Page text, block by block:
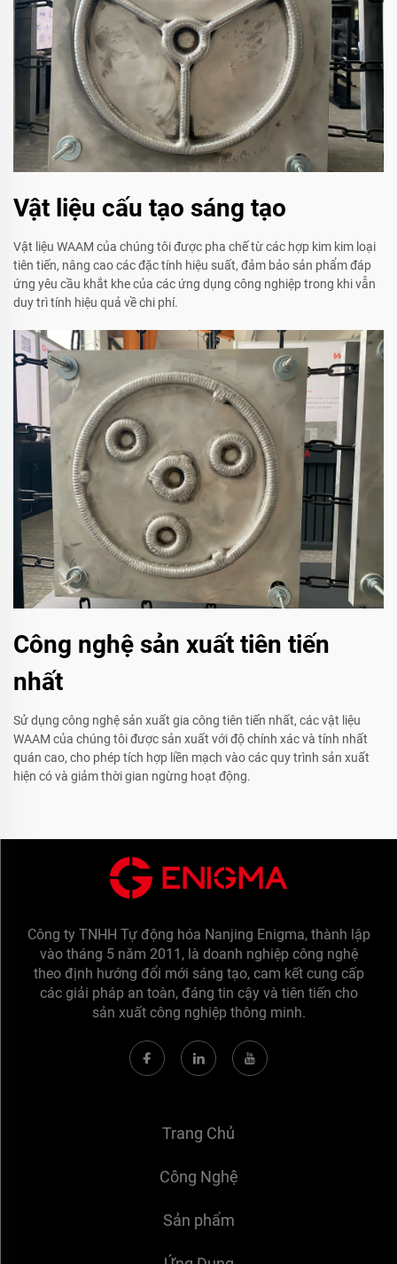
Vật liệu cấu tạo sáng tạo
Vật liệu WAAM của chúng tôi được pha chế từ các hợp kim kim loại
tiên tiến, nâng cao các đặc tính hiệu suất, đảm bảo sản phẩm đáp
ứng yêu cầu khắt khe của các ứng dụng công nghiệp trong khi vẫn
duy trì tính hiệu quả về chi phí.
Công nghệ sản xuất tiên tiến
nhất
Sử dụng công nghệ sản xuất gia công tiên tiến nhất, các vật liệu
WAAM của chúng tôi được sản xuất với độ chính xác và tính nhất
quán cao, cho phép tích hợp liền mạch vào các quy trình sản xuất
hiện có và giảm thời gian ngừng hoạt động.
Công ty TNHH Tự động hóa Nanjing Enigma, thành lập
vào tháng 5 năm 2011, là doanh nghiệp công nghệ
theo định hướng đổi mới sáng tạo, cam kết cung cấp
các giải pháp an toàn, đáng tin cậy và tiên tiến cho
sản xuất công nghiệp thông minh.
Trang Chủ
Công Nghệ
Sản phẩm